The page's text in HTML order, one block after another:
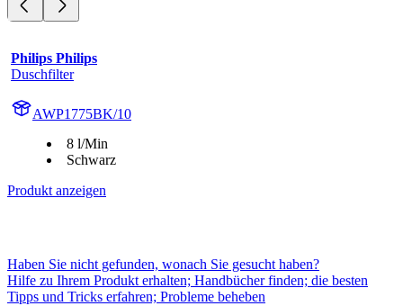
Philips Philips
Duschfilter
AWP1775BK/10
8 l/Min
Schwarz
Produkt anzeigen
Haben Sie nicht gefunden, wonach Sie gesucht haben?
Hilfe zu Ihrem Produkt erhalten; Handbücher finden; die besten
Tipps und Tricks erfahren; Probleme beheben